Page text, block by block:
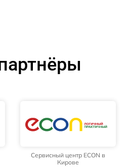
Сервисный центр ECON в
Кирове